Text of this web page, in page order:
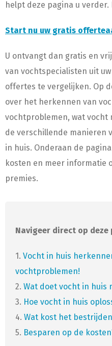
helpt deze pagina u
Start nu uw gratis
U ontvangt dan gratis en
van vochtspecialisten uit
offertes te vergelijken. Op
over het herkennen van
vochtproblemen, wat vocht
de verschillende manieren
in huis. Onderaan de
kosten en meer informatie
premies.
Navigeer direct op
1. Vocht in huis
vochtproblemen!
2. Wat doet vocht in huis
3. Hoe vocht in huis
4. Wat kost het
5. Besparen op de